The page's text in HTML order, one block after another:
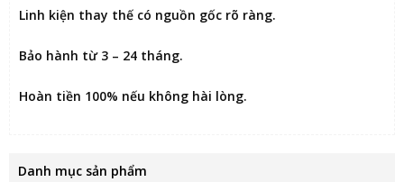
Linh kiện thay thế có nguồn gốc rõ ràng.
Bảo hành từ 3 – 24 tháng.
Hoàn tiền 100% nếu không hài lòng.
Danh mục sản phẩm